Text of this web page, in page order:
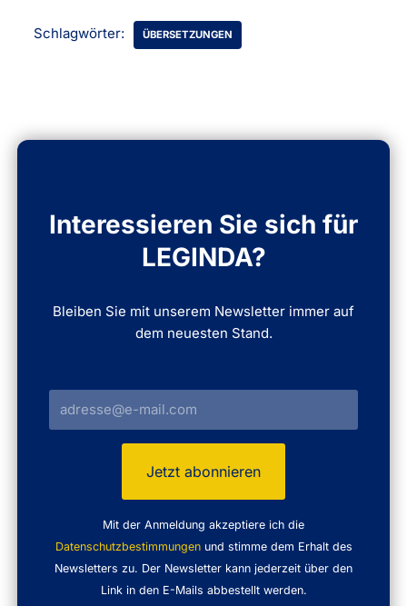
Schlagwörter: ÜBERSETZUNGEN
Interessieren Sie sich für
LEGINDA?
Bleiben Sie mit unserem Newsletter immer auf
dem neuesten Stand.
Mit der Anmeldung akzeptiere ich die
Datenschutzbestimmungenund stimme dem Erhalt des
Newsletters zu. Der Newsletter kann jederzeit über den
Link in den E-Mails abbestellt werden.